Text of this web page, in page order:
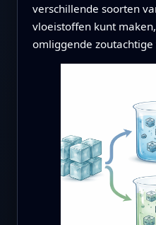
verschillende soorten
vloeistoffen kunt
omliggende